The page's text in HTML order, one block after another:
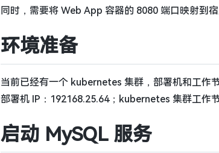
同时，需要将 Web App 容器的 8080 端口映射到
环境准备
当前已经有一个 kubernetes 集群，部署机和工作
部署机 IP：192168.25.64；kubernetes 集群工作
启动 MySQL 服务